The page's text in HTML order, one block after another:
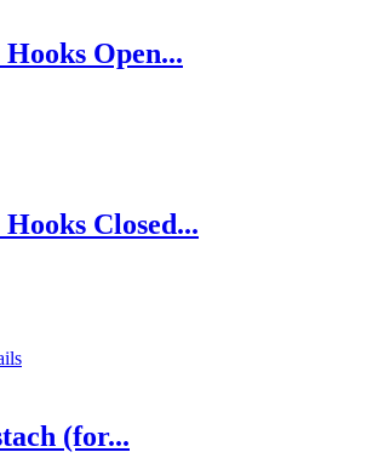
Open...
Closed...
(for...